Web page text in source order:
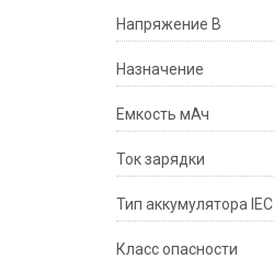
Напряжение В
Назначение
Емкость мАч
Ток зарядки
Тип аккумулятора IEC
Класс опасности